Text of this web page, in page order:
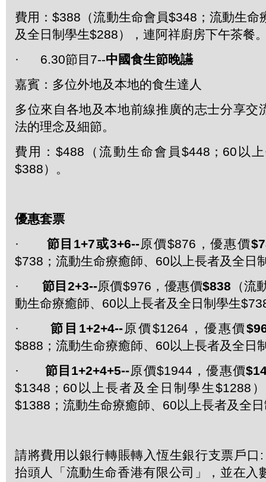
費用：$388（流動生命會員$348；流動生命
及全日制學生$288），連阿祥廚房下午茶餐
· 6.30節目7--中國食生節晚讌
嘉賓：多位外地及本地的食生達人
多位來自各地及本地前線推廣的志士分享交
法的理念及細節。
費用：$488（流動生命會員$448；60以
$388）。
優惠套票
· 節目 1+7或3+6--原價$876，優惠價
$738；流動生命療癒師、60以上長者及全日
· 節目 2+3--原價$976，優惠價$838 （流
動生命療癒師、60以上長者及全日制學生
· 節目 1+2+4--原價$1264，優惠價
$888；流動生命療癒師、60以上長者及全日
· 節目 1+2+4+5--原價$1944，優惠價
$1348；60以上長者及全日制學生$1288
$1388；流動生命療癒師、60以上長者及全
請將費用以銀行轉賬轉入恆生銀行支票戶口
抬頭人「流動生命香港有限公司」，並在入